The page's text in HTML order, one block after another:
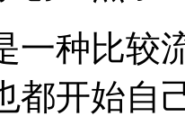
一种比较
都开始自